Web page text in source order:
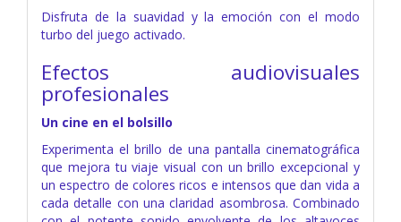
Disfruta de la suavidad y la emoción con el modo
turbo del juego activado.
Efectos audiovisuales
profesionales
Un cine en el bolsillo
Experimenta el brillo de una pantalla cinematográfica
que mejora tu viaje visual con un brillo excepcional y
un espectro de colores ricos e intensos que dan vida a
cada detalle con una claridad asombrosa. Combinado